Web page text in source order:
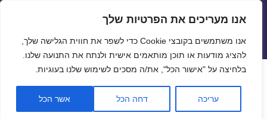
פתח
אנו מעריכים את הפרטיות שלך
אנו משתמשים בקובצי Cookie כדי לשפר את חווית הגלישה שלך,
להציג מודעות או תוכן מותאמים אישית ולנתח את התנועה שלנו.
בלחיצה על "אישור הכל", את/ה מסכים לשימוש שלנו בעוגיות.
עריכה דחה הכל אשר הכל
שערי חליפין יציגים – שער יציג
תפריטים
ווידג'טים
שער ביטקוין לתאריך 19/06/2020